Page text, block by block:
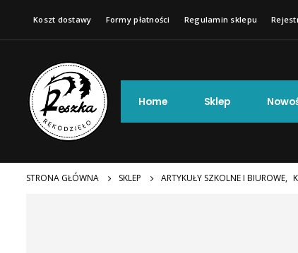
Koszt dostawy Formy płatności Regulamin sklepu
Home Sklep
STRONA GŁÓWNA SKLEP ARTYKUŁY SZKOLNE I BIUROWE,